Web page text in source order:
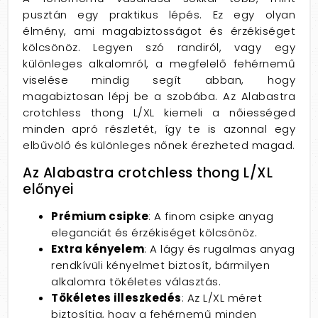
pusztán egy praktikus lépés. Ez egy olyan
élmény, ami magabiztosságot és érzékiséget
kölcsönöz. Legyen szó randiról, vagy egy
különleges alkalomról, a megfelelő fehérnemű
viselése mindig segít abban, hogy
magabiztosan lépj be a szobába. Az Alabastra
crotchless thong L/XL kiemeli a nőiességed
minden apró részletét, így te is azonnal egy
elbűvölő és különleges nőnek érezheted magad.
Az Alabastra crotchless thong L/XL
előnyei
Prémium csipke: A finom csipke anyag
eleganciát és érzékiséget kölcsönöz.
Extra kényelem: A lágy és rugalmas anyag
rendkívüli kényelmet biztosít, bármilyen
alkalomra tökéletes választás.
Tökéletes illeszkedés: Az L/XL méret
biztosítja, hogy a fehérnemű minden